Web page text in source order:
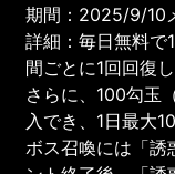
期間：2025/9/10
詳細：毎日無料で
間ごとに1回回復し
さらに、100勾玉
入でき、1日最大
ボス召喚には「